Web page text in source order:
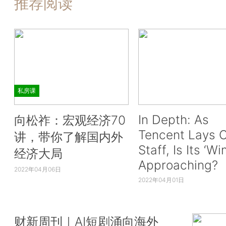
私房课
向松祚：宏观经济70
讲，带你了解国内外
经济大局
2022年04月06日
In Depth: As
Tencent Lays
Staff, Is Its
Approaching?
2022年04月01日
财新周刊｜AI短剧涌向海外